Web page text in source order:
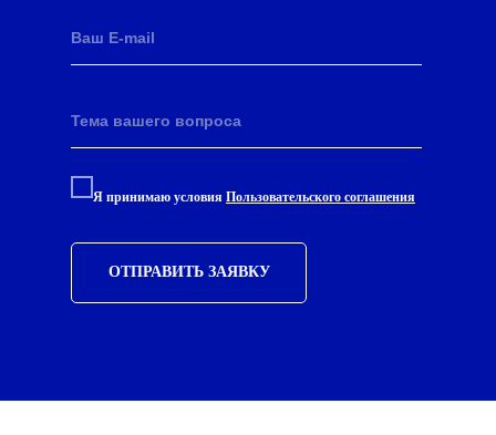
Я принимаю условия Пользовательского соглашения
ОТПРАВИТЬ ЗАЯВКУ